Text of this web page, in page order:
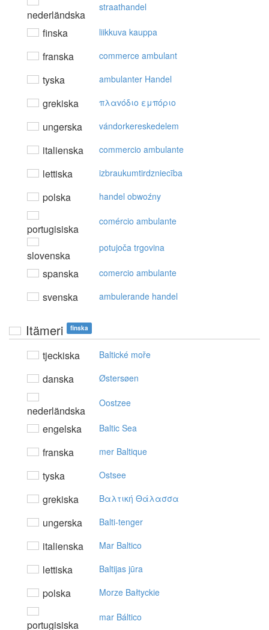
nederländska
straathandel
finska liikkuva kauppa
franska commerce ambulant
tyska ambulanter Handel
grekiska πλαvόδιo εμπόριo
ungerska vándorkereskedelem
italienska commercio ambulante
lettiska izbraukumtirdzniecība
polska handel obwoźny
portugisiska
comércio ambulante
slovenska
potujoča trgovina
spanska comercio ambulante
svenska ambulerande handel
Itämeri finska
tjeckiska Baltické moře
danska Østersøen
nederländska
Oostzee
engelska Baltic Sea
franska mer Baltique
tyska Ostsee
grekiska Bαλτική Θάλασσα
ungerska Balti-tenger
italienska Mar Baltico
lettiska Baltijas jūra
polska Morze Bałtyckie
portugisiska
mar Báltico